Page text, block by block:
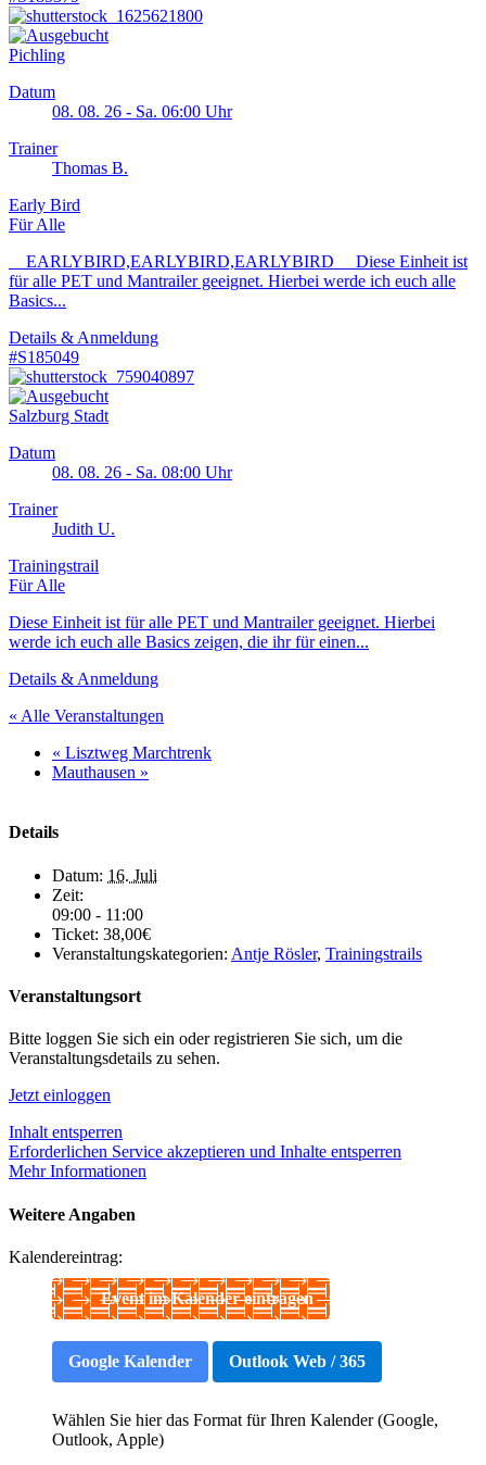
Pichling
Datum
08. 08. 26 - Sa. 06:00 Uhr
Trainer
Thomas B.
Early Bird
Für Alle
EARLYBIRD,EARLYBIRD,EARLYBIRD Diese Einheit ist
für alle PET und Mantrailer geeignet. Hierbei werde ich euch alle
Basics...
Details & Anmeldung
#S185049
Salzburg Stadt
Datum
08. 08. 26 - Sa. 08:00 Uhr
Trainer
Judith U.
Trainingstrail
Für Alle
Diese Einheit ist für alle PET und Mantrailer geeignet. Hierbei
werde ich euch alle Basics zeigen, die ihr für einen...
Details & Anmeldung
« Alle Veranstaltungen
« Lisztweg Marchtrenk
Mauthausen »
Details
Datum: 16. Juli
Zeit:
09:00 - 11:00
Ticket: 38,00€
Veranstaltungskategorien: Antje Rösler, Trainingstrails
Veranstaltungsort
Bitte loggen Sie sich ein oder registrieren Sie sich, um die
Veranstaltungsdetails zu sehen.
Jetzt einloggen
Inhalt entsperren
Erforderlichen Service akzeptieren und Inhalte entsperren
Mehr Informationen
Weitere Angaben
Kalendereintrag:
Event im Kalender eintragen
Google Kalender Outlook Web / 365
Wählen Sie hier das Format für Ihren Kalender (Google,
Outlook, Apple)